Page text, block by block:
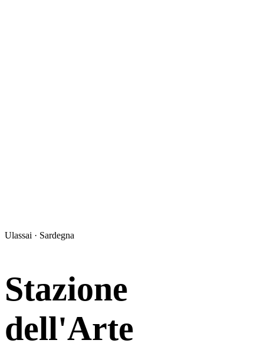
Ulassai · Sardegna
Stazione
dell'Arte